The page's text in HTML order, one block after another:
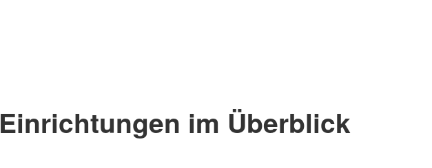
Einrichtungen im Überblick